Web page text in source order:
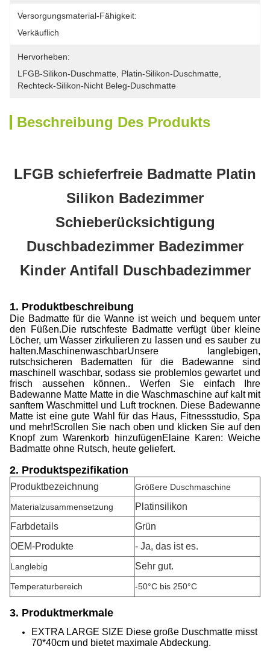
Versorgungsmaterial-Fähigkeit:
Verkäuflich
Hervorheben:
LFGB-Silikon-Duschmatte Platin-Silikon-Duschmatte
Rechteck-Silikon-Nicht Beleg-Duschmatte
Beschreibung Des Produkts
LFGB schieferfreie Badmatte Platin
Silikon Badezimmer
Schieberücksichtigung
Duschbadezimmer Badezimmer
Kinder Antifall Duschbadezimmer
1. Produktbeschreibung
Die Badmatte für die Wanne ist weich und bequem unter
den Füßen.Die rutschfeste Badmatte verfügt über kleine
Löcher, um Wasser zirkulieren zu lassen und es sauber zu
halten.MaschinenwaschbarUnsere langlebigen,
rutschsicheren Badematten für die Badewanne sind
maschinell waschbar, sodass sie problemlos gewartet und
frisch aussehen können.. Werfen Sie einfach Ihre
Badewanne Matte Matte in die Waschmaschine auf kalt mit
sanftem Waschmittel und Luft trocknen. Diese Badewanne
Matte ist eine gute Wahl für das Haus, Fitnessstudio, Spa
und mehr!Scrollen Sie nach oben und klicken Sie auf den
Knopf zum Warenkorb hinzufügenElaine Karen: Weiche
Badmatte ohne Rutsch, heute geliefert.
2. Produktspezifikation
Produktbezeichnung Größere Duschmaschine
Materialzusammensetzung
Platinsilikon
Farbdetails
Grün
OEM-Produkte
- Ja, das ist es.
Langlebig Sehr gut.
Temperaturbereich -50°C bis 250°C
3. Produktmerkmale
EXTRA LARGE SIZE Diese große Duschmatte misst
70*40cm und bietet maximale Abdeckung.